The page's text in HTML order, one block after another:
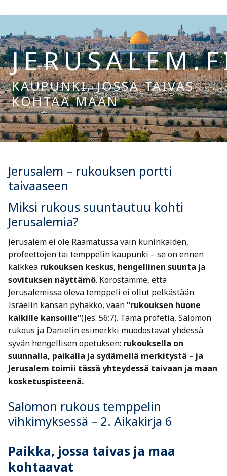
sisältöön
KAUPUNKI, JOSSA TAIVAS
KOHTAA MAAN
Hae:
Jerusalem – rukouksen portti
taivaaseen
Miksi rukous suuntautuu kohti
Jerusalemia?
Jerusalem ei ole Raamatussa vain kuninkaiden,
profeettojen tai temppelin kaupunki – se on ennen
kaikkea rukouksen keskus, hengellinen suunta ja
sovituksen näyttämö. Korostamme, että
Jerusalemissa oleva temppeli ei ollut pelkästään
Israelin kansan pyhäkkö, vaan”rukouksen huone
kaikille kansoille”(Jes. 56:7). Tämä profetia, Salomon
rukous ja Danielin esimerkki muodostavat yhdessä
syvän hengellisen opetuksen: rukouksella on
suunnalla, paikalla ja sydämellä merkitystä – ja
Jerusalem toimii tässä yhteydessä taivaan ja maan
kosketuspisteenä.
Salomon rukous temppelin
vihkimyksessä – 2. Aikakirja 6
Paikka, jossa taivas ja maa
kohtaavat